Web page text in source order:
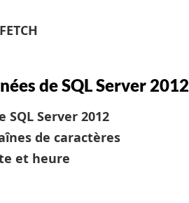
de SQL Server 2012
Server 2012
de caractères
et heure